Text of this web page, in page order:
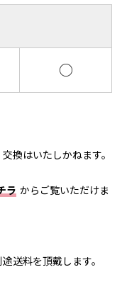
○
換はいたしかねます。
ラ からご覧いただけま
送料を頂戴します。